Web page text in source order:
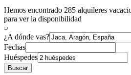
Hemos encontrado 285 alquileres
para ver la disponibilidad
¿A dónde vas?
Fechas
Huéspedes
Buscar